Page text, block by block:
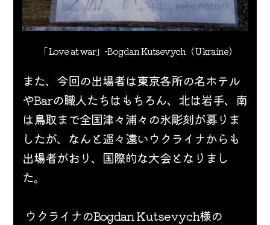
「 Love at war」-Bogdan Kutsevych（Ｕkraine)
また、今回の出場者は東京各所の名ホテル
やBarの職人たちはもちろん、北は岩手、南
は鳥取まで全国津々浦々の氷彫刻が募りま
したが、なんと遥々遠いウクライナからも
出場者がおり、国際的な大会となりまし
た。
ウクライナのBogdan Kutsevych様の